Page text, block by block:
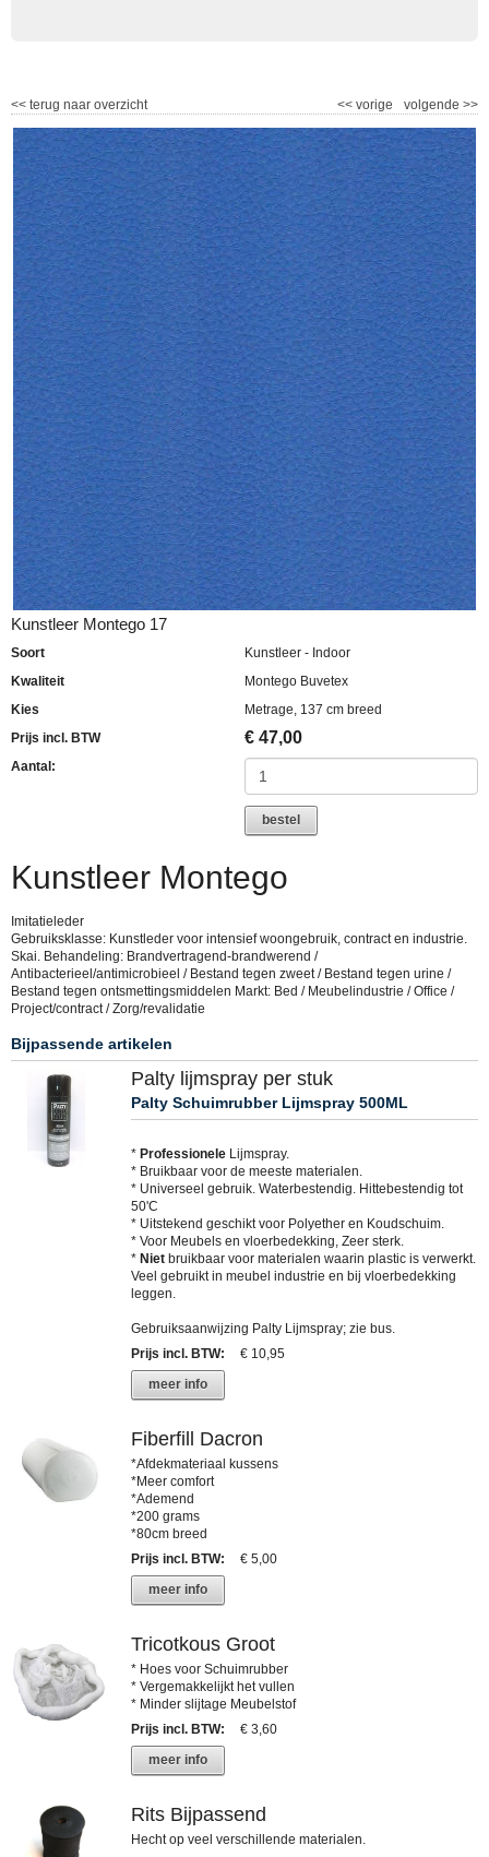
<< terug naar overzicht volgende >>
<< vorige
Kunstleer Montego 17
Soort
Kunstleer - Indoor
Kwaliteit
Montego Buvetex
Kies
Metrage, 137 cm breed
Prijs incl. BTW
€ 47,00
Aantal:
bestel
Kunstleer Montego
Imitatieleder
Gebruiksklasse: Kunstleder voor intensief woongebruik, contract en industrie.
Skai. Behandeling: Brandvertragend-brandwerend /
Antibacterieel/antimicrobieel / Bestand tegen zweet / Bestand tegen urine /
Bestand tegen ontsmettingsmiddelen Markt: Bed / Meubelindustrie / Office /
Project/contract / Zorg/revalidatie
Bijpassende artikelen
Palty lijmspray per stuk
Palty Schuimrubber Lijmspray 500ML
* Professionele Lijmspray.
* Bruikbaar voor de meeste materialen.
* Universeel gebruik. Waterbestendig. Hittebestendig tot
50'C
* Uitstekend geschikt voor Polyether en Koudschuim.
* Voor Meubels en vloerbedekking, Zeer sterk.
* Niet bruikbaar voor materialen waarin plastic is verwerkt.
Veel gebruikt in meubel industrie en bij vloerbedekking
leggen.
Gebruiksaanwijzing Palty Lijmspray; zie bus.
Prijs incl. BTW:
€ 10,95
meer info
Fiberfill Dacron
*Afdekmateriaal kussens
*Meer comfort
*Ademend
*200 grams
*80cm breed
Prijs incl. BTW:
€ 5,00
meer info
Tricotkous Groot
* Hoes voor Schuimrubber
* Vergemakkelijkt het vullen
* Minder slijtage Meubelstof
Prijs incl. BTW:
€ 3,60
meer info
Rits Bijpassend
Hecht op veel verschillende materialen.